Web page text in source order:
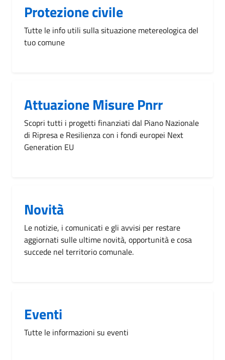
Protezione civile
Tutte le info utili sulla situazione metereologica del
tuo comune
Attuazione Misure Pnrr
Scopri tutti i progetti finanziati dal Piano Nazionale
di Ripresa e Resilienza con i fondi europei Next
Generation EU
Novità
Le notizie, i comunicati e gli avvisi per restare
aggiornati sulle ultime novità, opportunità e cosa
succede nel territorio comunale.
Eventi
Tutte le informazioni su eventi